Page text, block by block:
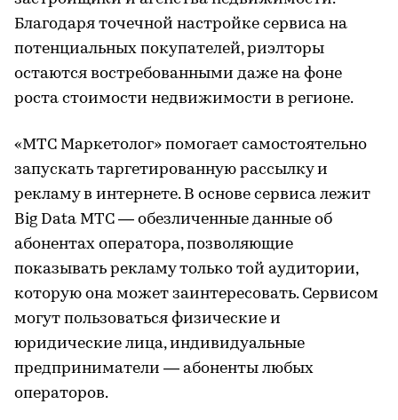
Благодаря точечной настройке сервиса на
потенциальных покупателей, риэлторы
остаются востребованными даже на фоне
роста стоимости недвижимости в регионе.
«МТС Маркетолог» помогает самостоятельно
запускать таргетированную рассылку и
рекламу в интернете. В основе сервиса лежит
Big Data МТС — обезличенные данные об
абонентах оператора, позволяющие
показывать рекламу только той аудитории,
которую она может заинтересовать. Сервисом
могут пользоваться физические и
юридические лица, индивидуальные
предприниматели — абоненты любых
операторов.